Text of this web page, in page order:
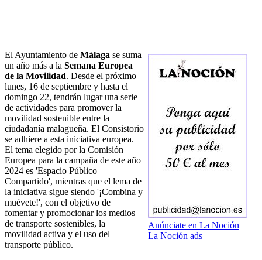
Anúnciate en La Noción
La Noción ads
El Ayuntamiento de Málaga se suma
un año más a la Semana Europea
de la Movilidad. Desde el próximo
lunes, 16 de septiembre y hasta el
domingo 22, tendrán lugar una serie
de actividades para promover la
movilidad sostenible entre la
ciudadanía malagueña. El Consistorio
se adhiere a esta iniciativa europea.
El tema elegido por la Comisión
Europea para la campaña de este año
2024 es 'Espacio Público
Compartido', mientras que el lema de
la iniciativa sigue siendo '¡Combina y
muévete!', con el objetivo de
fomentar y promocionar los medios
de transporte sostenibles, la
movilidad activa y el uso del
transporte público.